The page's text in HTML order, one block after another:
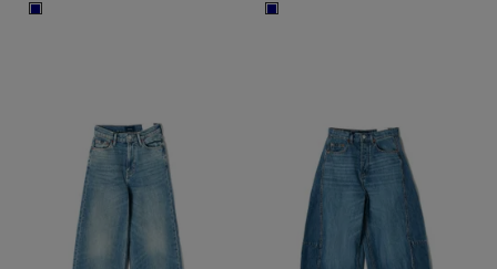
■ ■